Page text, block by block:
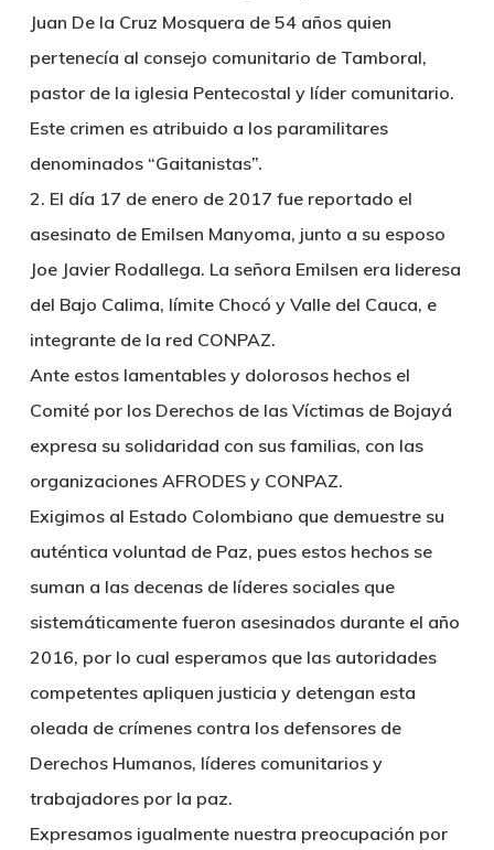
Juan De la Cruz Mosquera de 54 años quien
pertenecía al consejo comunitario de Tamboral,
pastor de la iglesia Pentecostal y líder comunitario.
Este crimen es atribuido a los paramilitares
denominados “Gaitanistas”.
2. El día 17 de enero de 2017 fue reportado el
asesinato de Emilsen Manyoma, junto a su esposo
Joe Javier Rodallega. La señora Emilsen era lideresa
del Bajo Calima, límite Chocó y Valle del Cauca, e
integrante de la red CONPAZ.
Ante estos lamentables y dolorosos hechos el
Comité por los Derechos de las Víctimas de Bojayá
expresa su solidaridad con sus familias, con las
organizaciones AFRODES y CONPAZ.
Exigimos al Estado Colombiano que demuestre su
auténtica voluntad de Paz, pues estos hechos se
suman a las decenas de líderes sociales que
sistemáticamente fueron asesinados durante el año
2016, por lo cual esperamos que las autoridades
competentes apliquen justicia y detengan esta
oleada de crímenes contra los defensores de
Derechos Humanos, líderes comunitarios y
trabajadores por la paz.
Expresamos igualmente nuestra preocupación por